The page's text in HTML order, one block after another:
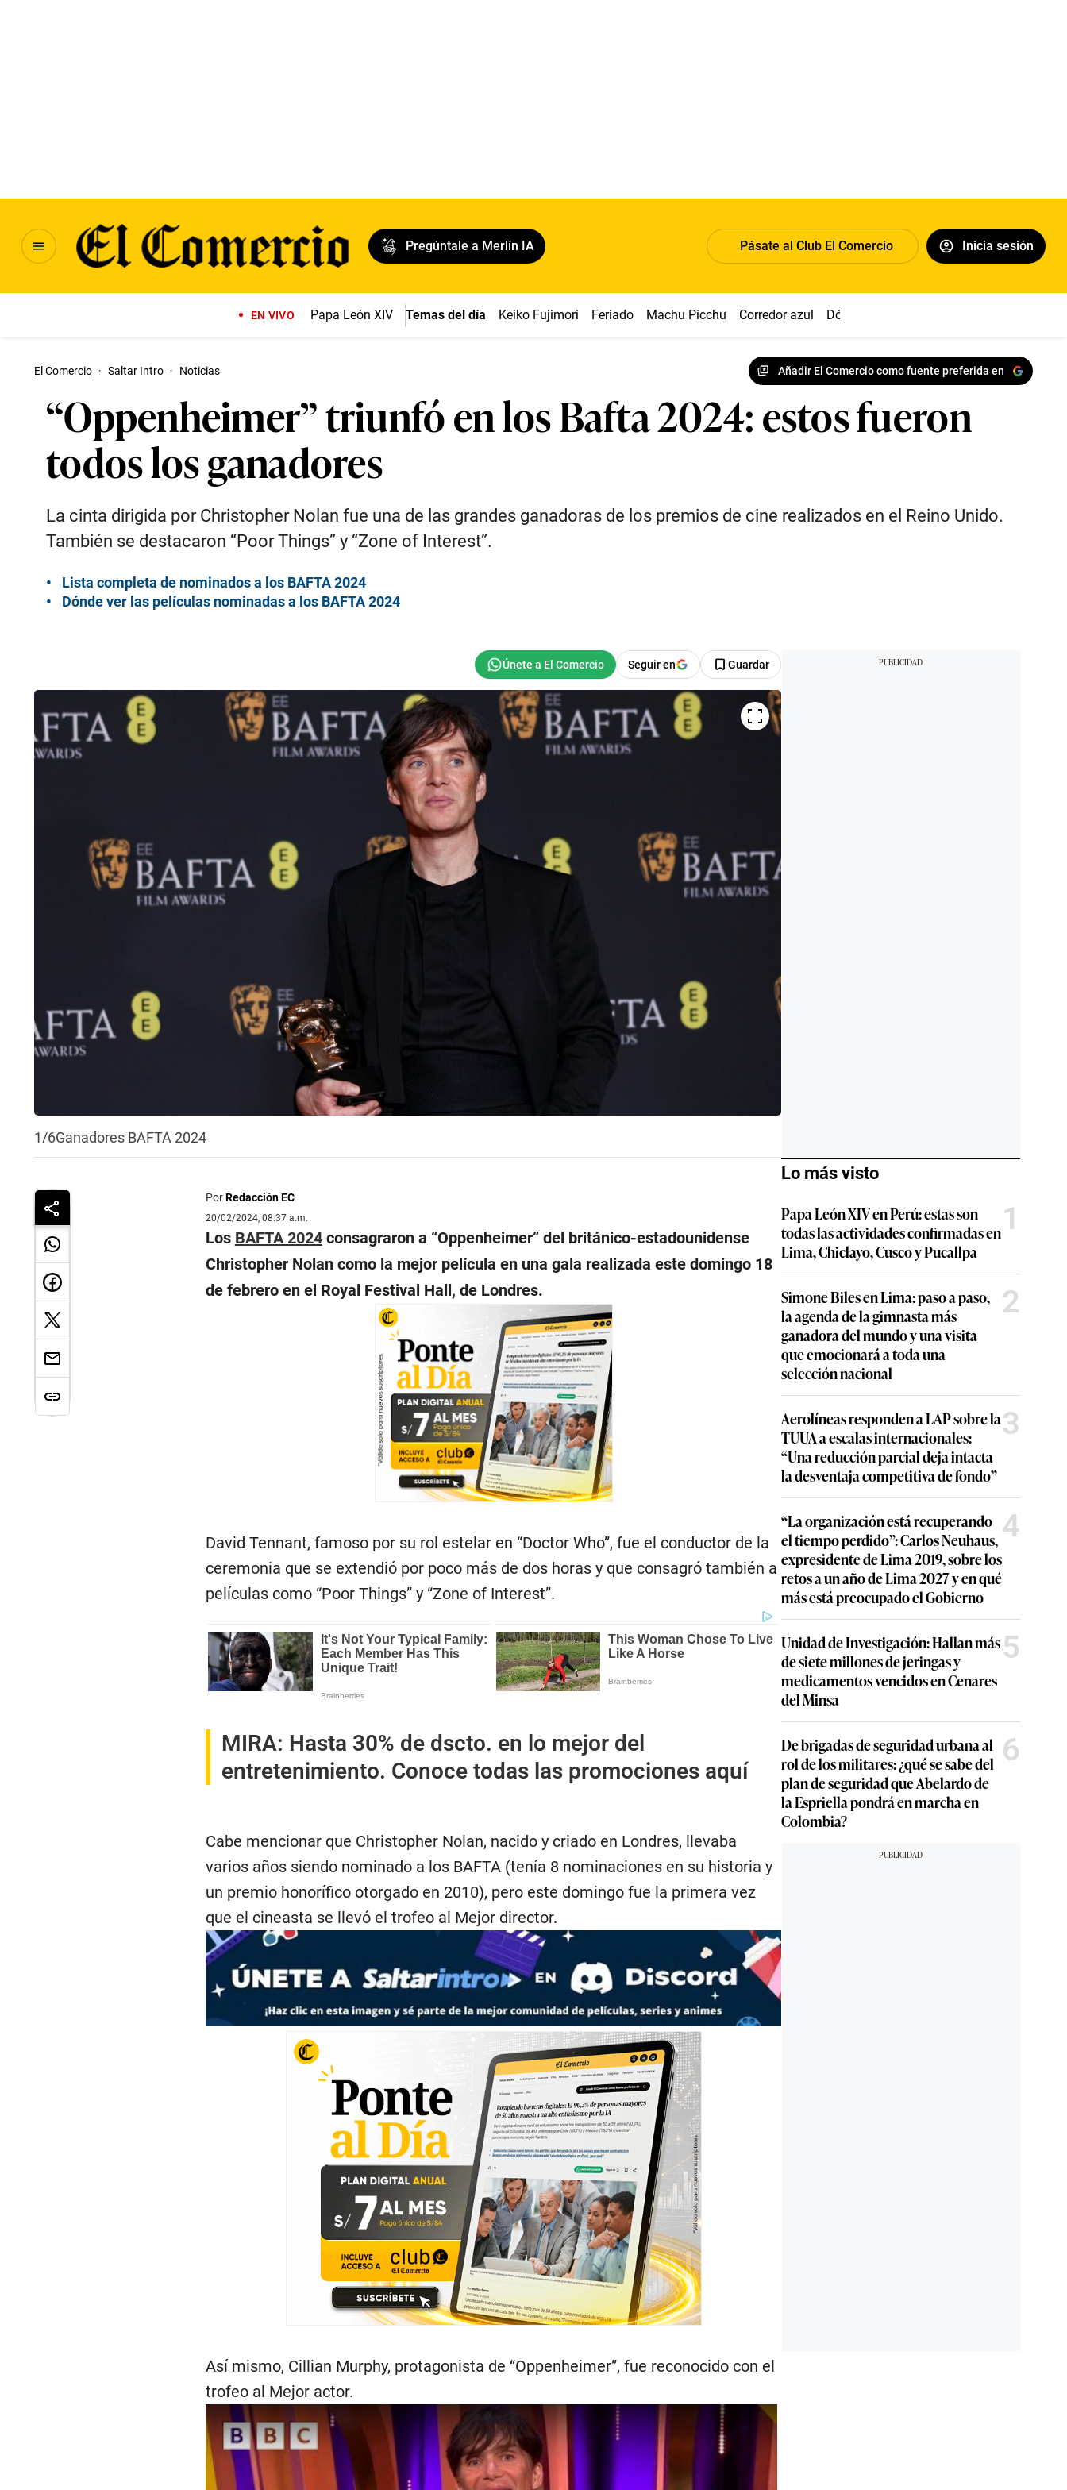
Pregúntale a Merlín IA Pásate al Club El Comercio Inicia sesión
EN VIVO Papa León XIV Temas del día Keiko Fujimori Feriado Machu Picchu Corredor azul Dólar
El Comercio · Saltar Intro · Noticias Añadir El Comercio como fuente preferida en
“Oppenheimer” triunfó en los Bafta 2024: estos fueron
todos los ganadores
La cinta dirigida por Christopher Nolan fue una de las grandes ganadoras de los premios de cine realizados en el Reino Unido.
También se destacaron “Poor Things” y “Zone of Interest”.
Lista completa de nominados a los BAFTA 2024
Dónde ver las películas nominadas a los BAFTA 2024
Seguir en Guardar
1/6Ganadores BAFTA 2024
PorRedacción EC
20/02/2024, 08:37 a.m.
Los BAFTA 2024consagraron a “Oppenheimer” del británico-estadounidense
Christopher Nolan como la mejor película en una gala realizada este domingo 18
de febrero en el Royal Festival Hall, de Londres.
David Tennant, famoso por su rol estelar en “Doctor Who”, fue el conductor de la
ceremonia que se extendió por poco más de dos horas y que consagró también a
películas como “Poor Things” y “Zone of Interest”.
MIRA: Hasta 30% de dscto. en lo mejor del
entretenimiento. Conoce todas las promociones aquí
Cabe mencionar que Christopher Nolan, nacido y criado en Londres, llevaba
varios años siendo nominado a los BAFTA (tenía 8 nominaciones en su historia y
un premio honorífico otorgado en 2010), pero este domingo fue la primera vez
que el cineasta se llevó el trofeo al Mejor director.
Así mismo, Cillian Murphy, protagonista de “Oppenheimer”, fue reconocido con el
trofeo al Mejor actor.
Lo más visto
Papa León XIV en Perú: estas son
todas las actividades confirmadas en
Lima, Chiclayo, Cusco y Pucallpa
1
Simone Biles en Lima: paso a paso,
la agenda de la gimnasta más
ganadora del mundo y una visita
que emocionará a toda una
selección nacional
2
Aerolíneas responden a LAP sobre la
TUUA a escalas internacionales:
“Una reducción parcial deja intacta
la desventaja competitiva de fondo”
3
“La organización está recuperando
el tiempo perdido”: Carlos Neuhaus,
expresidente de Lima 2019, sobre los
retos a un año de Lima 2027 y en qué
más está preocupado el Gobierno
4
Unidad de Investigación: Hallan más
de siete millones de jeringas y
medicamentos vencidos en Cenares
del Minsa
5
De brigadas de seguridad urbana al
rol de los militares: ¿qué se sabe del
plan de seguridad que Abelardo de
la Espriella pondrá en marcha en
Colombia?
6